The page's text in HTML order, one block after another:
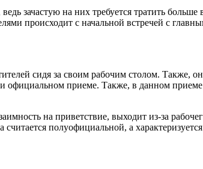
зачастую на них требуется тратить
происходит с начальной встречей с
сидя за своим рабочим столом. Также,
официальном приеме. Также, в данном
на приветствие, выходит из-за
считается полуофициальной, а